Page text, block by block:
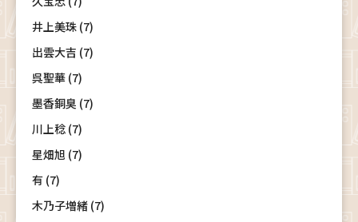
井上美珠 (7)
出雲大吉 (7)
呉聖華 (7)
墨香銅臭 (7)
川上稔 (7)
星畑旭 (7)
有 (7)
木乃子増緒 (7)